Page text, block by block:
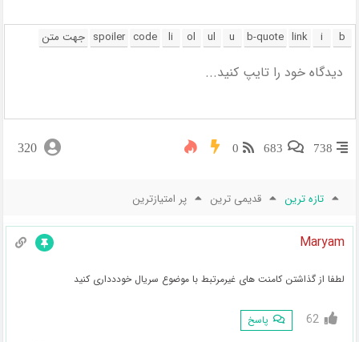
738
683
0
320
تازه ترین قدیمی ترین پر امتیازترین
Maryam
لطفا از گذاشتن کامنت های غیرمرتبط با موضوع سریال خوددداری کنید
62 پاسخ